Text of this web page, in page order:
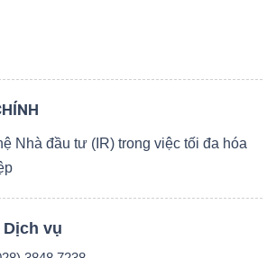
Nhà đầu tư (IR) trong việc tối đa hóa
vụ